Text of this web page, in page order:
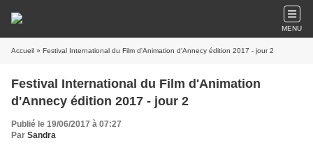
MENU
Accueil » Festival International du Film d'Animation d'Annecy édition 2017 - jour 2
Festival International du Film d'Animation
d'Annecy édition 2017 - jour 2
Publié le 19/06/2017 à 07:27
Par Sandra